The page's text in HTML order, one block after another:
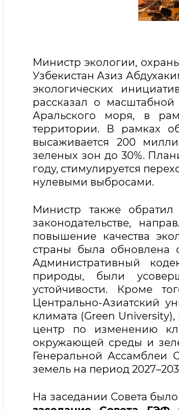
Министр экологии,
Узбекистан Азиз
экологических
рассказал о
Аральского моря, в
территории. В рамках
высаживается 200
зеленых зон до 30%.
году, стимулируется
нулевыми выбросами.
Министр также
законодательстве,
повышение качества
страны была обновлена
Административный
природы, были
устойчивости. Кроме
Центрально-Азиатский
климата (Green
центр по изменению
окружающей среды и
Генеральной
земель на период
На заседании Совета